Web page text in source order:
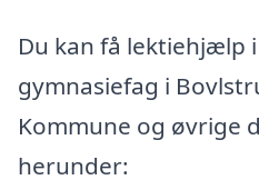
Du kan få lektiehjælp
gymnasiefag i
Kommune og øvrige
herunder: